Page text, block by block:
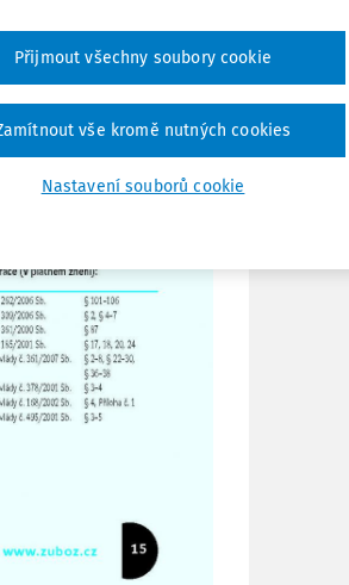
Nastavení souborů cookie
vše kromě nutných cookies
Přijmout všechny soubory cookie